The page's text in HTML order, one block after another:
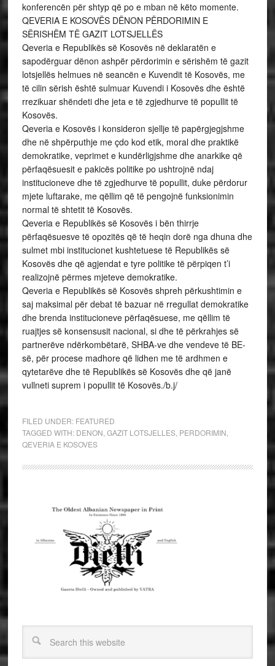
konferencën për shtyp që po e mban në këto momente.
QEVERIA E KOSOVËS DËNON PËRDORIMIN E
SËRISHËM TË GAZIT LOTSJELLËS
Qeveria e Republikës së Kosovës në deklaratën e
sapodërguar dënon ashpër përdorimin e sërishëm të gazit
lotsjellës helmues në seancën e Kuvendit të Kosovës, me
të cilin sërish është sulmuar Kuvendi i Kosovës dhe është
rrezikuar shëndeti dhe jeta e të zgjedhurve të popullit të
Kosovës.
Qeveria e Kosovës i konsideron sjellje të papërgjegjshme
dhe në shpërputhje me çdo kod etik, moral dhe praktikë
demokratike, veprimet e kundërligjshme dhe anarkike që
përfaqësuesit e pakicës politike po ushtrojnë ndaj
institucioneve dhe të zgjedhurve të popullit, duke përdorur
mjete luftarake, me qëllim që të pengojnë funksionimin
normal të shtetit të Kosovës.
Qeveria e Republikës së Kosovës i bën thirrje
përfaqësuesve të opozitës që të heqin dorë nga dhuna dhe
sulmet mbi institucionet kushtetuese të Republikës së
Kosovës dhe që agjendat e tyre politike të përpiqen t’i
realizojnë përmes mjeteve demokratike.
Qeveria e Republikës së Kosovës shpreh përkushtimin e
saj maksimal për debat të bazuar në rregullat demokratike
dhe brenda institucioneve përfaqësuese, me qëllim të
ruajtjes së konsensusit nacional, si dhe të përkrahjes së
partnerëve ndërkombëtarë, SHBA-ve dhe vendeve të BE-
së, për procese madhore që lidhen me të ardhmen e
qytetarëve dhe të Republikës së Kosovës dhe që janë
vullneti suprem i popullit të Kosovës./b.j/
FILED UNDER: FEATURED
TAGGED WITH: DENON GAZIT LOTSJELLES, PERDORIMIN
QEVERIA E KOSOVES